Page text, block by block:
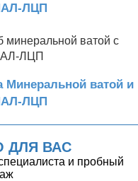
ЛЦП
Минеральной ватой и
ЛЦП
ДЛЯ ВАС
и пробный